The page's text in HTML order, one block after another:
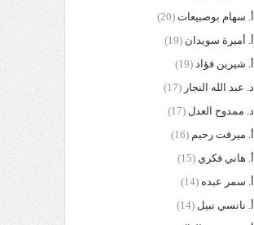
أ. سهام بوصبيعات (20)
أ. أميرة سويدان (19)
أ. شيرين فؤاد (19)
د. عبد الله النجار (17)
د. ممدوح العدل (17)
أ. ميرفت رحيم (16)
أ. هاني فكري (15)
أ. سمر عبده (14)
أ. نانسي نبيل (14)